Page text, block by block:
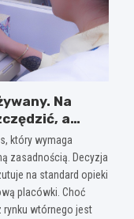
Na
a
który wymaga
zasadnością. Decyzja
na standard opieki
placówki. Choć
wtórnego jest